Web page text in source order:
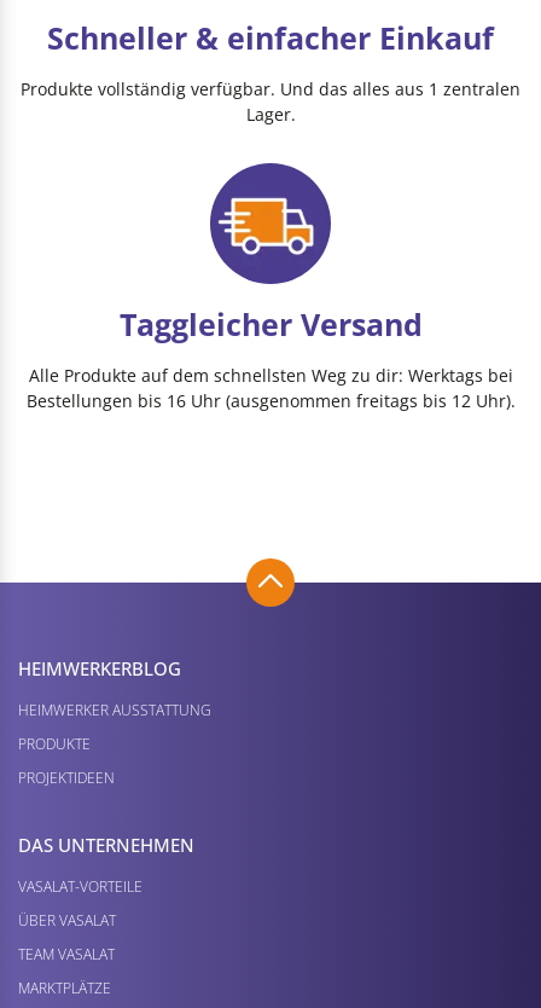
Schneller & einfacher Einkauf
Produkte vollständig verfügbar. Und das alles aus 1 zentralen
Lager.
Taggleicher Versand
Alle Produkte auf dem schnellsten Weg zu dir: Werktags bei
Bestellungen bis 16 Uhr (ausgenommen freitags bis 12 Uhr).
HEIMWERKER­BLOG
HEIMWERKER AUSSTATTUNG
PRODUKTE
PROJEKTIDEEN
DAS UNTERNEHMEN
VASALAT-VORTEILE
ÜBER VASALAT
TEAM VASALAT
MARKTPLÄTZE